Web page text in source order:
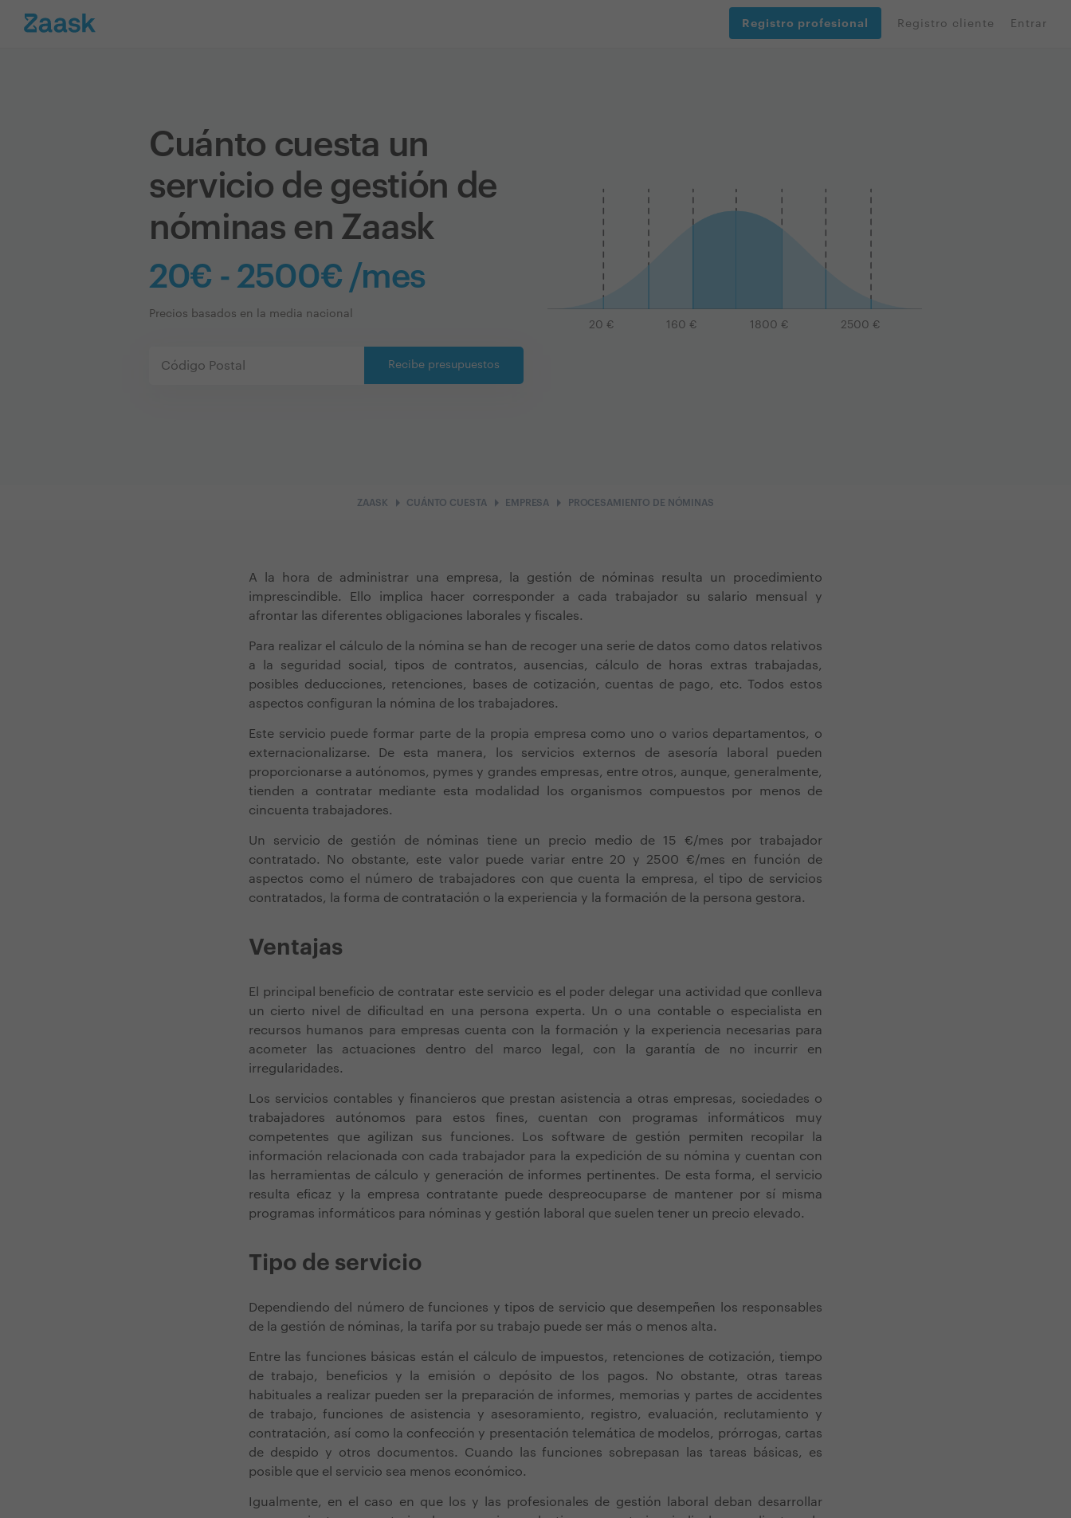
Registro profesional Registro cliente Entrar
Cuánto cuesta un
servicio de gestión de
nóminas en Zaask
20€ - 2500€ /mes
Precios basados en la media nacional
Recibe presupuestos
20 € 160 € 1800 € 2500 €
ZAASK arrow_right CUÁNTO CUESTAarrow_right EMPRESA arrow_right PROCESAMIENTO DE NÓMINAS
A la hora de administrar una empresa, la gestión de nóminas resulta un procedimiento
imprescindible. Ello implica hacer corresponder a cada trabajador su salario mensual y
afrontar las diferentes obligaciones laborales y fiscales.
Para realizar el cálculo de la nómina se han de recoger una serie de datos como datos relativos
a la seguridad social, tipos de contratos, ausencias, cálculo de horas extras trabajadas,
posibles deducciones, retenciones, bases de cotización, cuentas de pago, etc. Todos estos
aspectos configuran la nómina de los trabajadores.
Este servicio puede formar parte de la propia empresa como uno o varios departamentos, o
externacionalizarse. De esta manera, los servicios externos de asesoría laboral pueden
proporcionarse a autónomos, pymes y grandes empresas, entre otros, aunque, generalmente,
tienden a contratar mediante esta modalidad los organismos compuestos por menos de
cincuenta trabajadores.
Un servicio de gestión de nóminas tiene un precio medio de 15 €/mes por trabajador
contratado. No obstante, este valor puede variar entre 20 y 2500 €/mes en función de
aspectos como el número de trabajadores con que cuenta la empresa, el tipo de servicios
contratados, la forma de contratación o la experiencia y la formación de la persona gestora.
Ventajas
El principal beneficio de contratar este servicio es el poder delegar una actividad que conlleva
un cierto nivel de dificultad en una persona experta. Un o una contable o especialista en
recursos humanos para empresas cuenta con la formación y la experiencia necesarias para
acometer las actuaciones dentro del marco legal, con la garantía de no incurrir en
irregularidades.
Los servicios contables y financieros que prestan asistencia a otras empresas, sociedades o
trabajadores autónomos para estos fines, cuentan con programas informáticos muy
competentes que agilizan sus funciones. Los software de gestión permiten recopilar la
información relacionada con cada trabajador para la expedición de su nómina y cuentan con
las herramientas de cálculo y generación de informes pertinentes. De esta forma, el servicio
resulta eficaz y la empresa contratante puede despreocuparse de mantener por sí misma
programas informáticos para nóminas y gestión laboral que suelen tener un precio elevado.
Tipo de servicio
Dependiendo del número de funciones y tipos de servicio que desempeñen los responsables
de la gestión de nóminas, la tarifa por su trabajo puede ser más o menos alta.
Entre las funciones básicas están el cálculo de impuestos, retenciones de cotización, tiempo
de trabajo, beneficios y la emisión o depósito de los pagos. No obstante, otras tareas
habituales a realizar pueden ser la preparación de informes, memorias y partes de accidentes
de trabajo, funciones de asistencia y asesoramiento, registro, evaluación, reclutamiento y
contratación, así como la confección y presentación telemática de modelos, prórrogas, cartas
de despido y otros documentos. Cuando las funciones sobrepasan las tareas básicas, es
posible que el servicio sea menos económico.
Igualmente, en el caso en que los y las profesionales de gestión laboral deban desarrollar